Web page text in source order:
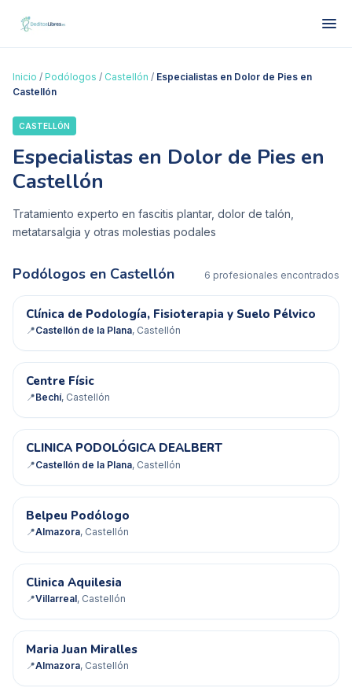
Inicio / Podólogos / Castellón / Especialistas en Dolor de Pies en
Castellón
CASTELLÓN
Especialistas en Dolor de Pies en
Castellón
Tratamiento experto en fascitis plantar, dolor de talón,
metatarsalgia y otras molestias podales
Podólogos en Castellón 6 profesionales encontrados
CD ✓ Verificado
Clínica de Podología, Fisioterapia y Suelo Pélvico
📍Castellón de la Plana, Castellón
CF
Centre Físic
📍Bechí, Castellón
CP
CLINICA PODOLÓGICA DEALBERT
📍Castellón de la Plana, Castellón
BP
Belpeu Podólogo
📍Almazora, Castellón
CA
Clinica Aquilesia
📍Villarreal, Castellón
MJ
Maria Juan Miralles
📍Almazora, Castellón